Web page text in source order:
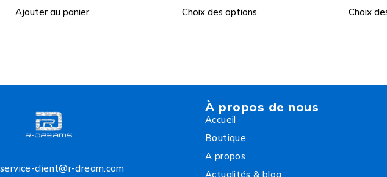
Choix des options Choix des options
service-client@r-dream.com
À propos de nous
Accueil
Boutique
A propos
Actualités & blog